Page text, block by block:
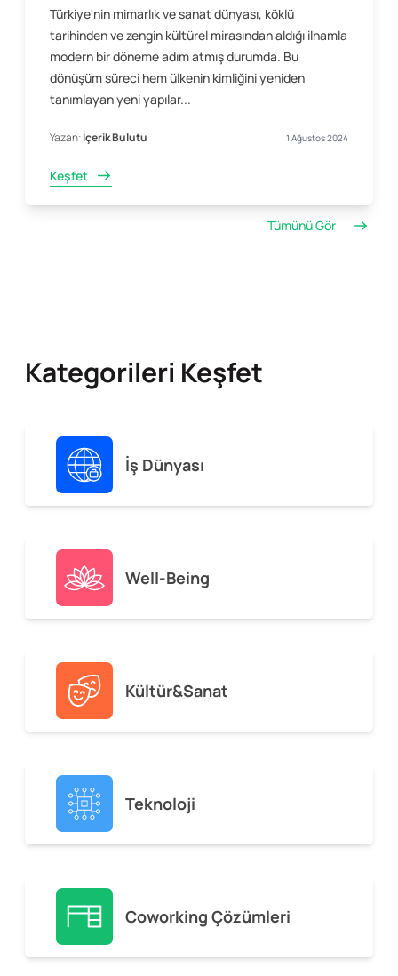
Türkiye'nin mimarlık ve sanat dünyası, köklü
tarihinden ve zengin kültürel mirasından aldığı ilhamla
modern bir döneme adım atmış durumda. Bu
dönüşüm süreci hem ülkenin kimliğini yeniden
tanımlayan yeni yapılar...
Yazan:İçerik Bulutu 1 Ağustos 2024
Keşfet
Tümünü Gör
Kategorileri Keşfet
İş Dünyası
Well-Being
Kültür&Sanat
Teknoloji
Coworking Çözümleri